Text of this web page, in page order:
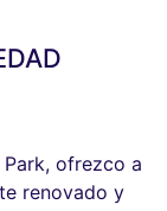
ofrezco a
renovado y